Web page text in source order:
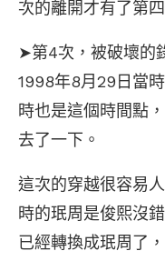
次的離開才有了第四
➤第4次，被破壞的
1998年8月29日當
時也是這個時間點
去了一下。
這次的穿越很容易
時的珉周是俊熙沒
已經轉換成珉周了